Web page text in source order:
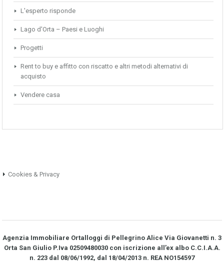
L'esperto risponde
Lago d'Orta – Paesi e Luoghi
Progetti
Rent to buy e affitto con riscatto e altri metodi alternativi di
acquisto
Vendere casa
Cookies & Privacy
Agenzia Immobiliare Ortalloggi di Pellegrino Alice Via Giovanetti n. 3
Orta San Giulio P.Iva 02509480030 con iscrizione all’ex albo C.C.I.A.A.
n. 223 dal 08/06/1992, dal 18/04/2013 n. REA NO­154597